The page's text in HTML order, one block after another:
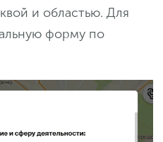
и областью. Для
форму по